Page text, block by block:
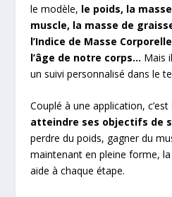
le modèle, le poids, la
muscle, la masse de
l’Indice de Masse
l’âge de notre corps… Mais
un suivi personnalisé dans le
Couplé à une application, c’est
atteindre ses objectifs de
perdre du poids, gagner du
maintenant en pleine forme,
aide à chaque étape.